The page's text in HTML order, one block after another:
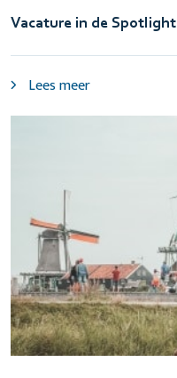
Vacature in de Spotlight
Lees meer